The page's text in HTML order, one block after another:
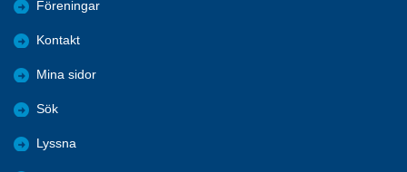
Föreningar
Kontakt
Mina sidor
Sök
Lyssna